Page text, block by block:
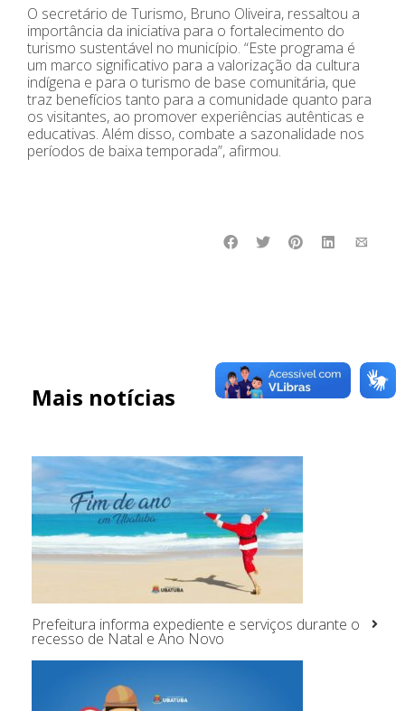
O secretário de Turismo, Bruno Oliveira, ressaltou a
importância da iniciativa para o fortalecimento do
turismo sustentável no município. “Este programa é
um marco significativo para a valorização da cultura
indígena e para o turismo de base comunitária, que
traz benefícios tanto para a comunidade quanto para
os visitantes, ao promover experiências autênticas e
educativas. Além disso, combate a sazonalidade nos
períodos de baixa temporada”, afirmou.
Mais notícias
Prefeitura informa expediente e serviços durante o
recesso de Natal e Ano Novo